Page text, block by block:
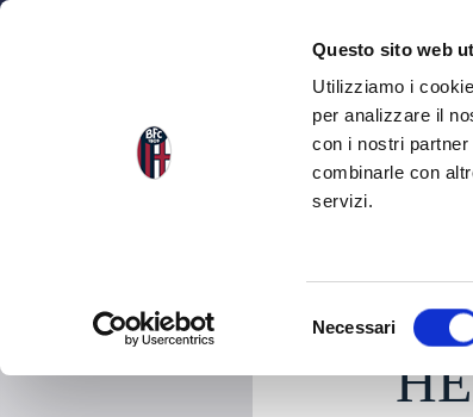
Questo sito web
Utilizziamo i
per analizzare il
con i nostri
combinarle con
servizi.
Necessari
TORNA ALLE NEWS